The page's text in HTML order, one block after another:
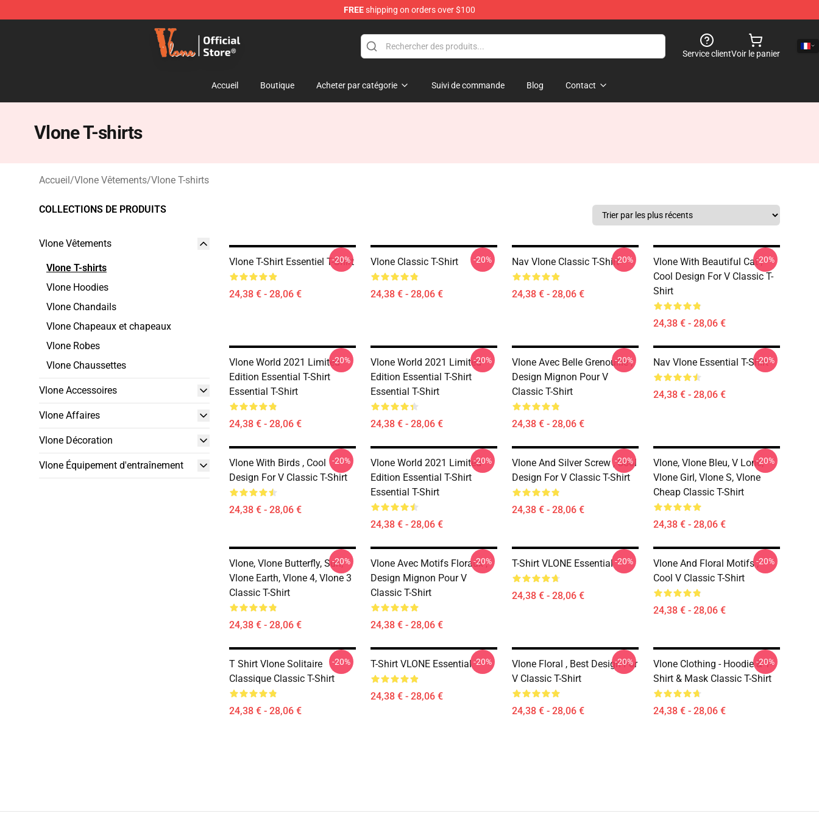
FREEshipping on orders over $100
Vlone Shop - Official Vlone Merchandise Store
Service clientVoir le panier
Accueil Boutique Acheter par catégorie Suivi de commande Blog Contact
Vlone T-shirts
Accueil/Vlone Vêtements/Vlone T-shirts
COLLECTIONS DE PRODUITS
Vlone Vêtements
Vlone T-shirts
Vlone Hoodies
Vlone Chandails
Vlone Chapeaux et chapeaux
Vlone Robes
Vlone Chaussettes
Vlone Accessoires
Vlone Affaires
Vlone Décoration
Vlone Équipement d'entraînement
Vlone T-Shirt Essentiel T-Shirt
24,38 € - 28,06 €
-20% Vlone Classic T-Shirt
24,38 € - 28,06 €
-20% Nav Vlone Classic T-Shirt
24,38 € - 28,06 €
-20%
Vlone With Beautiful Cat ,
Cool Design For V Classic T-
Shirt
24,38 € - 28,06 €
-20%
Vlone World 2021 Limited
Edition Essential T-Shirt
Essential T-Shirt
24,38 € - 28,06 €
-20%
Vlone World 2021 Limited
Edition Essential T-Shirt
Essential T-Shirt
24,38 € - 28,06 €
-20%
Vlone Avec Belle Grenouille ,
Design Mignon Pour V
Classic T-Shirt
24,38 € - 28,06 €
-20% Nav Vlone Essential T-Shirt
24,38 € - 28,06 €
-20%
Vlone With Birds , Cool
Design For V Classic T-Shirt
24,38 € - 28,06 €
-20%
Vlone World 2021 Limited
Edition Essential T-Shirt
Essential T-Shirt
24,38 € - 28,06 €
-20%
Vlone And Silver Screw , Cool
Design For V Classic T-Shirt
24,38 € - 28,06 €
-20%
Vlone, Vlone Bleu, V Lone,
Vlone Girl, Vlone S, Vlone
Cheap Classic T-Shirt
24,38 € - 28,06 €
-20%
Vlone, Vlone Butterfly, Sun,
Vlone Earth, Vlone 4, Vlone 3
Classic T-Shirt
24,38 € - 28,06 €
-20%
Vlone Avec Motifs Floraux ,
Design Mignon Pour V
Classic T-Shirt
24,38 € - 28,06 €
-20% T-Shirt VLONE Essential
24,38 € - 28,06 €
-20%
Vlone And Floral Motifs ,
Cool V Classic T-Shirt
24,38 € - 28,06 €
-20%
T Shirt Vlone Solitaire
Classique Classic T-Shirt
24,38 € - 28,06 €
-20% T-Shirt VLONE Essential
24,38 € - 28,06 €
-20%
Vlone Floral , Best Design For
V Classic T-Shirt
24,38 € - 28,06 €
-20%
Vlone Clothing - Hoodie & T-
Shirt & Mask Classic T-Shirt
24,38 € - 28,06 €
-20%